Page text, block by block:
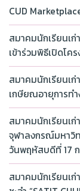
CUD
สมาคมนักเรียนเก่
เข้าร่วมพิธีเปิดโค
สมาคมนักเรียนเก่
เกษียณอายุการทำ
สมาคมนักเรียนเก่
จุฬาลงกรณ์มหาวิ
วันพฤหัสบดีที่ 17
สมาคมนักเรียนเ